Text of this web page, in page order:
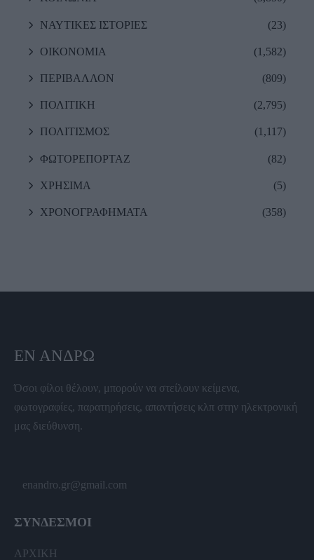
ΝΑΥΤΙΚΕΣ ΙΣΤΟΡΙΕΣ (23)
ΟΙΚΟΝΟΜΙΑ (1,582)
ΠΕΡΙΒΑΛΛΟΝ (809)
ΠΟΛΙΤΙΚΗ (2,795)
ΠΟΛΙΤΙΣΜΟΣ (1,117)
ΦΩΤΟΡΕΠΟΡΤΑΖ (82)
ΧΡΗΣΙΜΑ (5)
ΧΡΟΝΟΓΡΑΦΗΜΑΤΑ (358)
ΕΝ ΆΝΔΡΩ
Όσοι φίλοι θέλουν, μπορούν να στείλουν κείμενα,
φωτογραφίες, παρατηρήσεις, απαντήσεις κλπ στην ηλεκτρονική
μας διεύθυνση.
enandro.gr@gmail.com
ΣΥΝΔΕΣΜΟΙ
ΑΡΧΙΚΗ